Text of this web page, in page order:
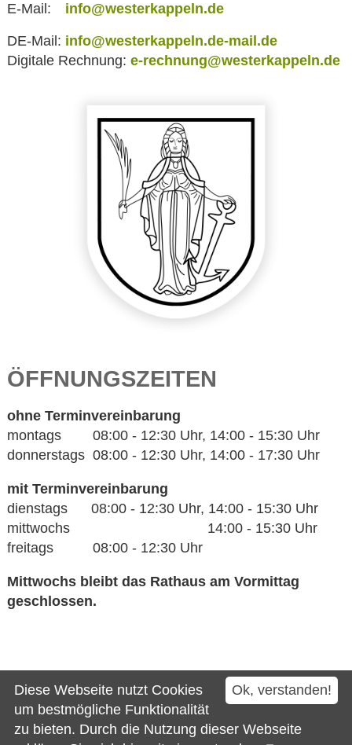
E-Mail:
info@westerkappeln.de
DE-Mail: info@westerkappeln.de-mail.de
Digitale Rechnung: e-rechnung@westerkappeln.de
ÖFFNUNGSZEITEN
ohne Terminvereinbarung
montags 08:00 - 12:30 Uhr, 14:00 - 15:30 Uhr
donnerstags 08:00 - 12:30 Uhr, 14:00 - 17:30 Uhr
mit Terminvereinbarung
dienstags 08:00 - 12:30 Uhr, 14:00 - 15:30 Uhr
mittwochs 14:00 - 15:30 Uhr
freitags 08:00 - 12:30 Uhr
Mittwochs bleibt das Rathaus am Vormittag
geschlossen.
Kontakt
Impressum
Datenschutz
Ok, verstanden!
Diese Webseite nutzt Cookies
um bestmögliche Funktionalität
zu bieten. Durch die Nutzung dieser Webseite